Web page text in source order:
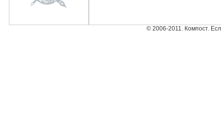
© 2006-2011. Компост.